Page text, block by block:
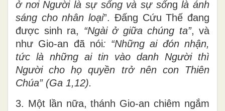
Ngài, sự sống mới xuất hiện cho sự tác
thành nhân loại mới: “Điều được tạo thành
ở nơi Người là sự sống và sự sốnglà ánh
sáng cho nhân loại”. Đấng Cứu Thế đang
được sinh ra, “Ngài ở giữa chúng ta”, và
như Gio-an đã nói: “Những ai đón nhận,
tức là những ai tin vào danh Người thì
Người cho họ quyền trở nên con Thiên